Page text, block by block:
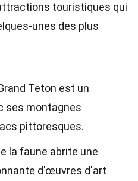
touristiques qui
unes des plus
Teton est un
ses montagnes
pittoresques.
la faune abrite une
d'œuvres d'art